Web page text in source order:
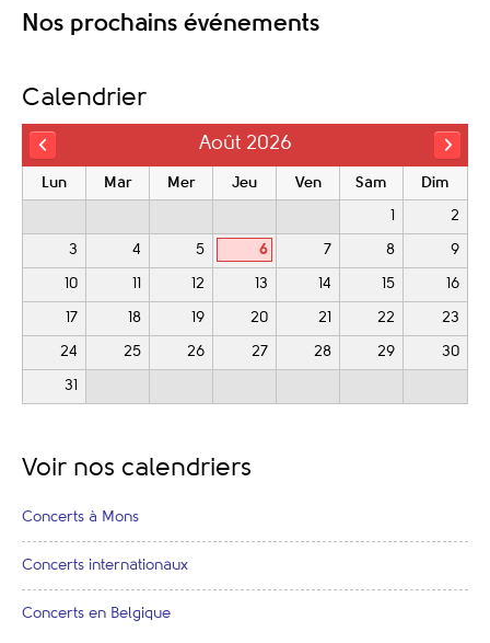
Nos prochains événements
Calendrier
Août 2026
Lun Mar Mer Jeu Ven Sam Dim
2
3 4 5 6 7 8 9
10 12 13 14 15 16
17 18 19 20 21 22 23
24 25 26 27 28 29 30
31
Voir nos calendriers
Concerts à Mons
Concerts internationaux
Concerts en Belgique